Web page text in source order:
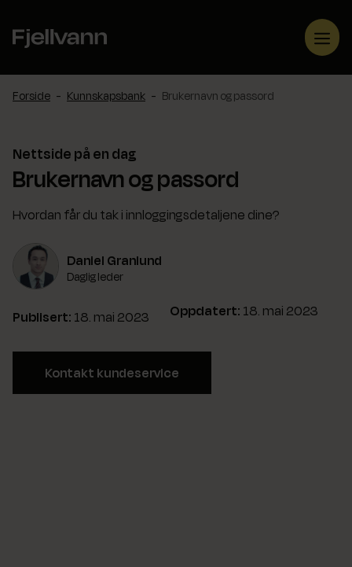
innhold
Forside - Kunnskapsbank - Brukernavn og passord
Nettside på en dag
Brukernavn og passord
Hvordan får du tak i innloggingsdetaljene dine?
Daniel Granlund
Daglig leder
Publisert: 18. mai 2023 Oppdatert: 18. mai 2023
Kontakt kundeservice